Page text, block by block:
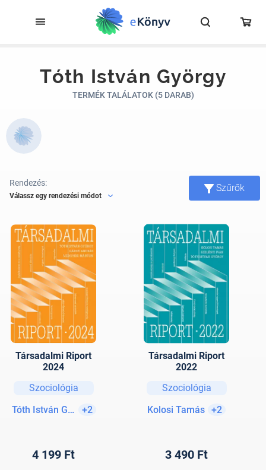
Tóth István György
TERMÉK TALÁLATOK (5 DARAB)
Rendezés:
Válassz egy rendezési módot
Szűrők
Társadalmi Riport
2024
Szociológia
Tóth István György
+2
4 199 Ft
Társadalmi Riport
2022
Szociológia
Kolosi Tamás +2
3 490 Ft